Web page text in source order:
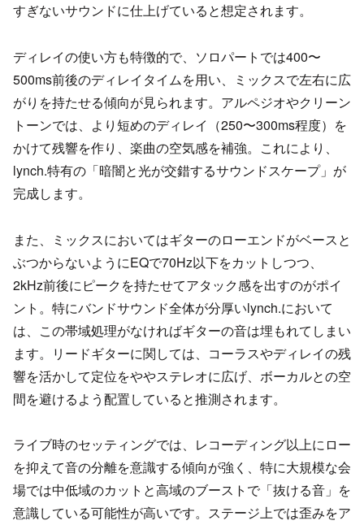
すぎないサウンドに仕上げていると想定されます。
ディレイの使い方も特徴的で、ソロパートでは400〜
500ms前後のディレイタイムを用い、ミックスで左右に広
がりを持たせる傾向が見られます。アルペジオやクリーン
トーンでは、より短めのディレイ（250〜300ms程度）を
かけて残響を作り、楽曲の空気感を補強。これにより、
lynch.特有の「暗闇と光が交錯するサウンドスケープ」が
完成します。
また、ミックスにおいてはギターのローエンドがベースと
ぶつからないようにEQで70Hz以下をカットしつつ、
2kHz前後にピークを持たせてアタック感を出すのがポイ
ント。特にバンドサウンド全体が分厚いlynch.において
は、この帯域処理がなければギターの音は埋もれてしまい
ます。リードギターに関しては、コーラスやディレイの残
響を活かして定位をややステレオに広げ、ボーカルとの空
間を避けるよう配置していると推測されます。
ライブ時のセッティングでは、レコーディング以上にロー
を抑えて音の分離を意識する傾向が強く、特に大規模な会
場では中低域のカットと高域のブーストで「抜ける音」を
意識している可能性が高いです。ステージ上では歪みをア